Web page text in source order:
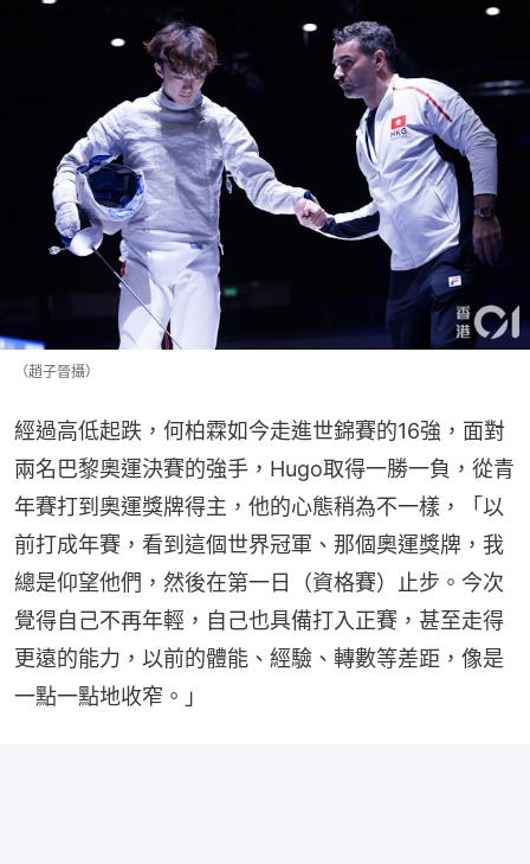
（趙子晉攝）
經過高低起跌，何柏霖如今走進世錦賽的16強，面對
兩名巴黎奧運決賽的強手，Hugo取得一勝一負，從青
年賽打到奧運獎牌得主，他的心態稍為不一樣，「以
前打成年賽，看到這個世界冠軍、那個奧運獎牌，我
總是仰望他們，然後在第一日（資格賽）止步。今次
覺得自己不再年輕，自己也具備打入正賽，甚至走得
更遠的能力，以前的體能、經驗、轉數等差距，像是
一點一點地收窄。」